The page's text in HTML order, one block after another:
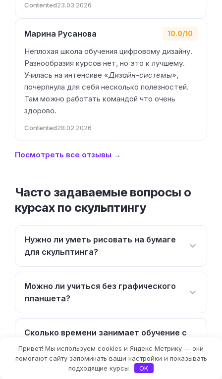
Contented23.03.2026
Марина Русанова 10.0/10
Неплохая школа обучения цифровому дизайну.
Разнообразия курсов нет, но это к лучшему.
Училась на интенсиве «Дизайн-системы»,
почерпнула для себя несколько полезностей.
Там можно работать командой что очень
здорово.
Contented28.02.2026
Посмотреть все отзывы →
Часто задаваемые вопросы о
курсах по скульптингу
Нужно ли уметь рисовать на бумаге
для скульптинга?
Можно ли учиться без графического
планшета?
Сколько времени занимает обучение с
нуля?
Привет! Мы используем cookies и Яндекс Метрику — они
помогают сайту запоминать ваши настройки и показывать
подходящие курсы
OK
Фильтры